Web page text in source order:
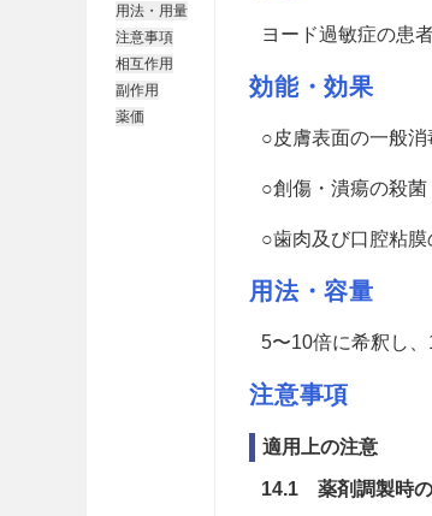
用法・用量
注意事項
相互作用
副作用
薬価
ヨード過敏症の患
効能・効果
○皮膚表面の一般消
○創傷・潰瘍の殺菌
○歯肉及び口腔粘
用法・容量
5〜10倍に希釈し、
注意事項
適用上の注意
14.1 薬剤調製時